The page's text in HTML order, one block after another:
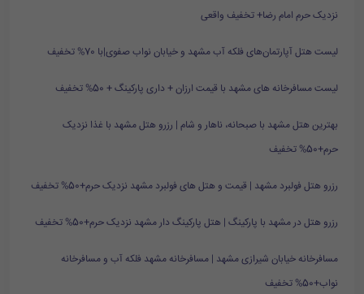
نزدیک حرم امام رضا+ تخفیف واقعی
لیست هتل آپارتمان‌های فلکه آب مشهد و خیابان نواب صفوی|با 70% تخفیف
لیست مسافرخانه های مشهد با قیمت ارزان + داری پارکینگ + 50% تخفیف
بهترین هتل مشهد با صبحانه، ناهار و شام | رزرو هتل مشهد با غذا نزدیک
حرم+50% تخفیف
رزرو هتل فولبرد مشهد | قیمت و هتل های فولبرد مشهد نزدیک حرم+50% تخفیف
رزرو هتل در مشهد با پارکینگ | هتل پارکینگ دار مشهد نزدیک حرم+50% تخفیف
مسافرخانه خیابان شیرازی مشهد | مسافرخانه مشهد فلکه آب و مسافرخانه
نواب+50% تخفیف